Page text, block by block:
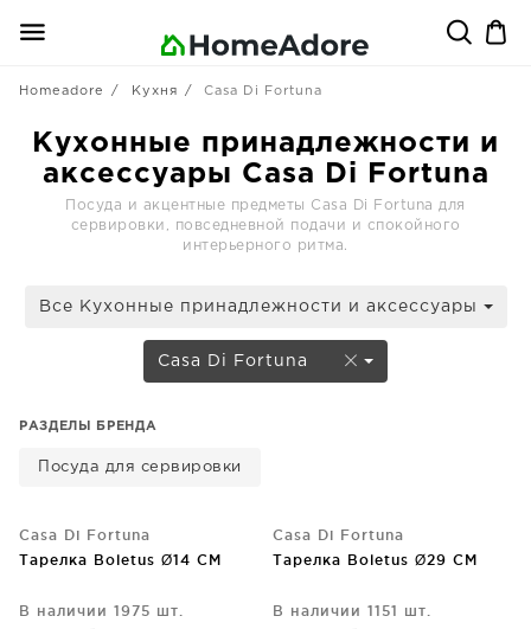
Homeadore Кухня Casa Di Fortuna
Кухонные принадлежности и
аксессуары Casa Di Fortuna
Посуда и акцентные предметы Casa Di Fortuna для
сервировки, повседневной подачи и спокойного
интерьерного ритма.
Все Кухонные принадлежности и аксессуары
Casa Di Fortuna
РАЗДЕЛЫ БРЕНДА
Посуда для сервировки
Casa Di Fortuna
Тарелка Boletus Ø14 CM
В наличии 1975 шт.
Casa Di Fortuna
Тарелка Boletus Ø29 CM
В наличии 1151 шт.